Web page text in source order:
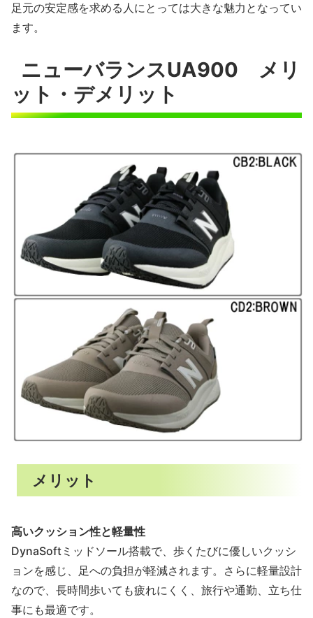
足元の安定感を求める人にとっては大きな魅力となってい
ます。
ニューバランスUA900 メリ
ット・デメリット
メリット
高いクッション性と軽量性
DynaSoftミッドソール搭載で、歩くたびに優しいクッシ
ョンを感じ、足への負担が軽減されます。さらに軽量設計
なので、長時間歩いても疲れにくく、旅行や通勤、立ち仕
事にも最適です。